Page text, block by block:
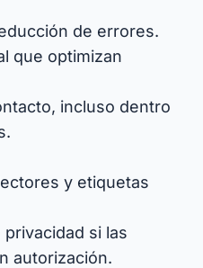
de errores.
que optimizan
incluso dentro
y etiquetas
si las
autorización.